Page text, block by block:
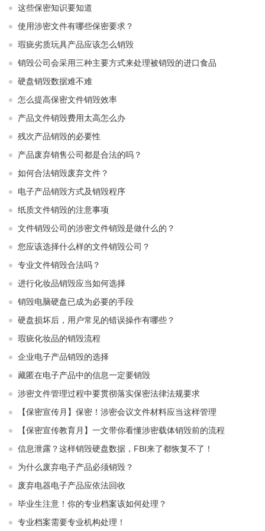
这些保密知识要知道
使用涉密文件有哪些保密要求？
瑕疵劣质玩具产品应该怎么销毁
销毁公司会采用三种主要方式来处理被销毁的进口食品
硬盘销毁数据难不难
怎么提高保密文件销毁效率
产品文件销毁费用太高怎么办
残次产品销毁的必要性
产品废弃销售公司都是合法的吗？
如何合法销毁废弃文件？
电子产品销毁方式及销毁程序
纸质文件销毁的注意事项
文件销毁公司的涉密文件销毁是做什么的？
您应该选择什么样的文件销毁公司？
专业文件销毁合法吗？
进行化妆品销毁应当如何选择
销毁电脑硬盘已成为必要的手段
硬盘损坏后，用户常见的错误操作有哪些？
瑕疵化妆品的销毁流程
企业电子产品销毁的选择
藏匿在电子产品中的信息一定要销毁
涉密文件管理过程中要贯彻落实保密法律法规要求
【保密宣传月】保密！涉密会议文件材料应当这样管理
【保密宣传教育月】一文带你看懂涉密载体销毁前的流程
信息泄露？这样销毁硬盘数据，FBI来了都恢复不了！
为什么废弃电子产品必须销毁？
废弃电器电子产品应依法回收
毕业生注意！你的专业档案该如何处理？
专业档案需要专业机构处理！